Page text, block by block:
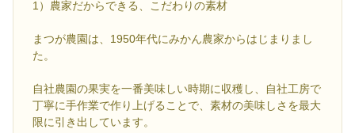
1）農家だからできる、こだわりの素材
まつが農園は、1950年代にみかん農家からはじまりまし
た。
自社農園の果実を一番美味しい時期に収穫し、自社工房で
丁寧に手作業で作り上げることで、素材の美味しさを最大
限に引き出しています。